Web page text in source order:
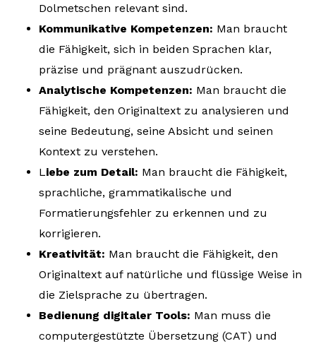
Dolmetschen relevant sind.
Kommunikative Kompetenzen: Man braucht
die Fähigkeit, sich in beiden Sprachen klar,
präzise und prägnant auszudrücken.
Analytische Kompetenzen: Man braucht die
Fähigkeit, den Originaltext zu analysieren und
seine Bedeutung, seine Absicht und seinen
Kontext zu verstehen.
Liebe zum Detail: Man braucht die Fähigkeit,
sprachliche, grammatikalische und
Formatierungsfehler zu erkennen und zu
korrigieren.
Kreativität: Man braucht die Fähigkeit, den
Originaltext auf natürliche und flüssige Weise in
die Zielsprache zu übertragen.
Bedienung digitaler Tools: Man muss die
computergestützte Übersetzung (CAT) und